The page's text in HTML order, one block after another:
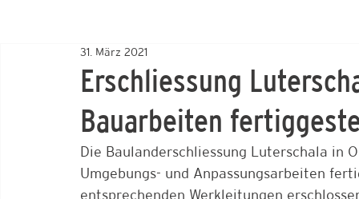
Erschliessung
Bauarbeiten
31. März 2021
Die Baulanderschliessung Luterschala in
Umgebungs- und Anpassungsarbeiten
entsprechenden Werkleitungen